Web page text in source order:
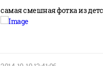
самая смешная фотка из